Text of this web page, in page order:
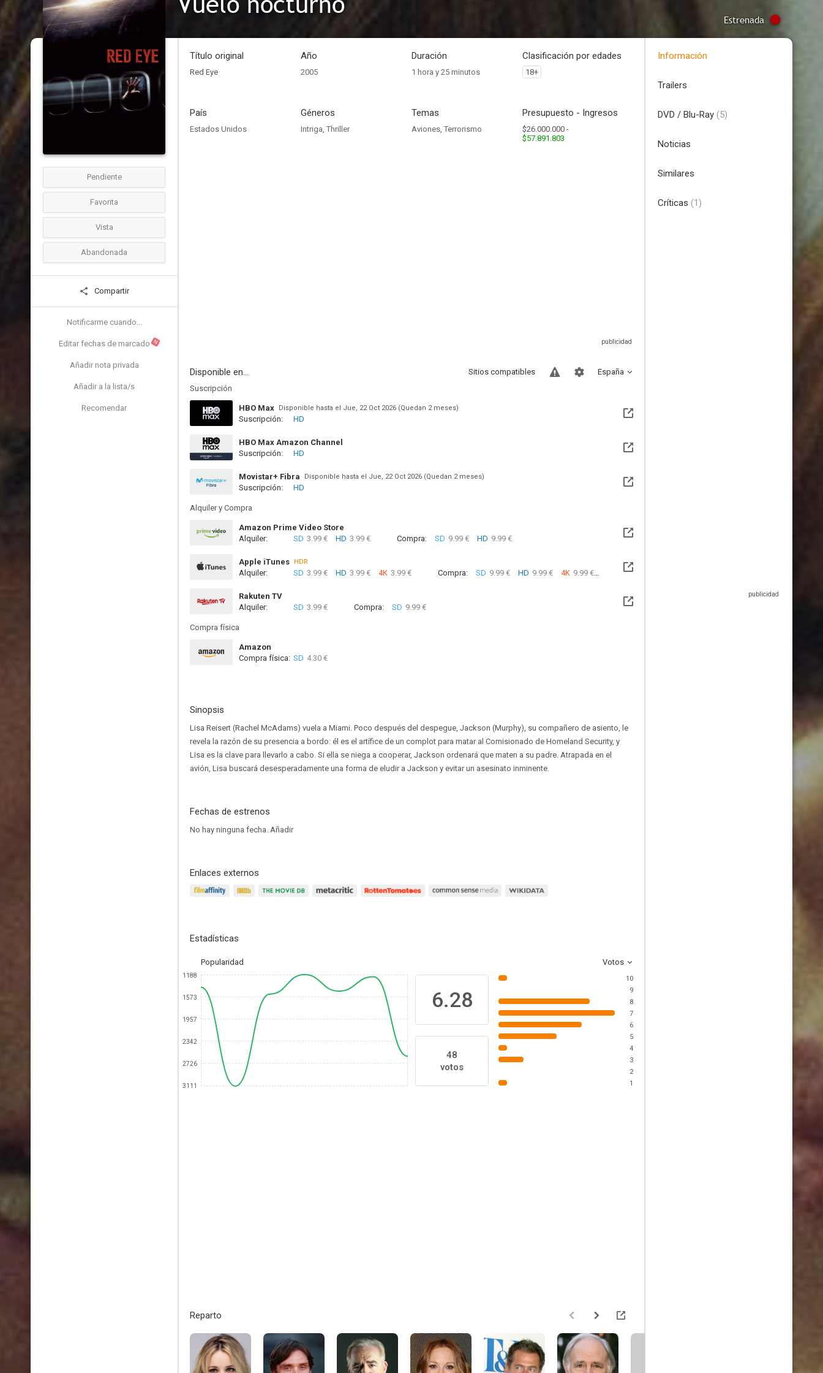
Estrenada
Pendiente
Favorita
Vista
Abandonada
Compartir
Notificarme cuando...
Editar fechas de marcado N
Añadir nota privada
Añadir a la lista/s
Recomendar
Título original
Red Eye
Año
2005
Duración
1 hora y 25 minutos
Clasificación por edades
18+
País
Estados Unidos
Géneros
Intriga, Thriller
Temas
Aviones, Terrorismo
Presupuesto - Ingresos
$26.000.000 -
$57.891.803
Disponible en... España
Sitios compatibles
Suscripción
HBO Max Disponible hasta el Jue, 22 Oct 2026 (Quedan 2 meses)
Suscripción: HD
HBO Max Amazon Channel
Suscripción:
HD
Movistar+ Fibra Disponible hasta el Jue, 22 Oct 2026 (Quedan 2 meses)
Suscripción: HD
Alquiler y Compra
Amazon Prime Video Store
Alquiler:
SD 3.99 € HD 3.99 € Compra: SD 9.99 € HD 9.99 €
Apple iTunes HDR
Alquiler: SD 3.99 € HD 3.99 € 4K 3.99 € Compra: SD 9.99 € HD 9.99 € 4K 9.99 €
Rakuten TV
Alquiler:
SD 3.99 € Compra: SD 9.99 €
Compra física
Amazon
Compra física: SD 4.30 €
Sinopsis
Lisa Reisert (Rachel McAdams) vuela a Miami. Poco después del despegue, Jackson (Murphy), su compañero de asiento, le
revela la razón de su presencia a bordo: él es el artífice de un complot para matar al Comisionado de Homeland Security, y
Lisa es la clave para llevarlo a cabo. Si ella se niega a cooperar, Jackson ordenará que maten a su padre. Atrapada en el
avión, Lisa buscará desesperadamente una forma de eludir a Jackson y evitar un asesinato inminente.
Fechas de estrenos
No hay ninguna fecha. Añadir
Enlaces externos
Estadísticas
Popularidad Votos
1188
1573
1957
2342
2726
3111
6.28
48
votos
10
9
8
7
6
5
4
3
2
1
Reparto
Información
Trailers
DVD / Blu-Ray (5)
Noticias
Similares
Críticas (1)